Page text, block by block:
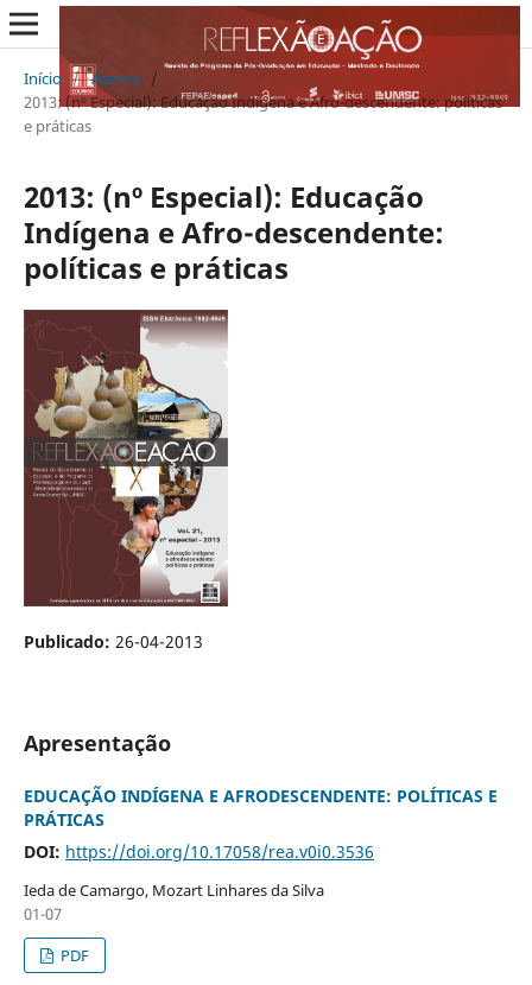
Início / Acervo
/
2013: (nº Especial): Educação Indígena e Afro-descendente: políticas
e práticas
2013: (nº Especial): Educação
Indígena e Afro-descendente:
políticas e práticas
Publicado: 26-04-2013
Apresentação
EDUCAÇÃO INDÍGENA E AFRODESCENDENTE: POLÍTICAS E
PRÁTICAS
DOI: https://doi.org/10.17058/rea.v0i0.3536
Ieda de Camargo, Mozart Linhares da Silva
01-07
PDF